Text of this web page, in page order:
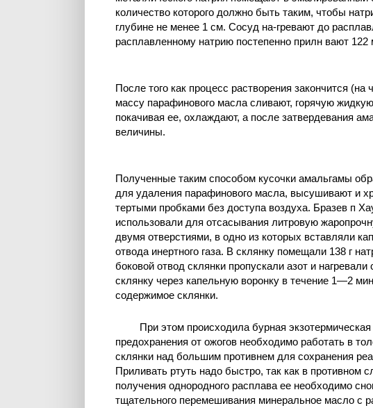
количество которого должно быть таким, чтобы
глубине не менее 1 см. Сосуд на-гревают до
расплавленному натрию постепенно прилн вают
После того как процесс растворения закончится
массу парафинового масла сливают, горячую
покачивая ее, охлаждают, а после затвердевания
величины.
Полученные таким способом кусочки амальгамы
для удаления парафинового масла, высушивают и
тертыми пробками без доступа воздуха. Бразев п
использовали для отсасывания литровую
двумя отверстиями, в одно из которых вставляли
отвода инертного газа. В склянку помещали 138 г
боковой отвод склянки пропускали азот и
склянку через капельную воронку в течение 1—2
содержимое склянки.
При этом происходила бурная
предохранения от ожогов необходимо работать в
склянки над большим противнем для сохранения
Приливать ртуть надо быстро, так как в противном
получения однородного расплава ее необходимо
тщательного перемешивания минеральное масло с